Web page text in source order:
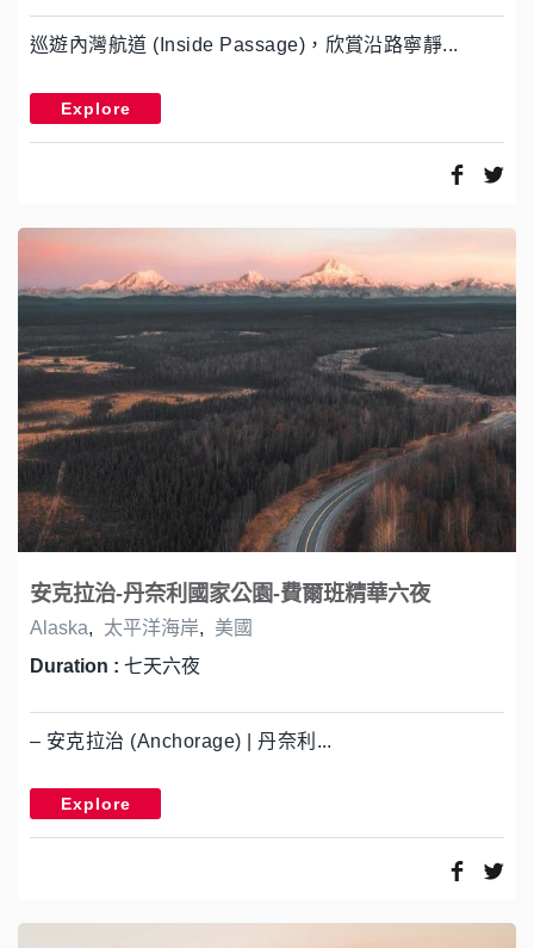
巡遊內灣航道 (Inside Passage)，欣賞沿路寧靜...
Explore
安克拉治-丹奈利國家公園-費爾班精華六夜
Alaska, 太平洋海岸,
美國
Duration : 七天六夜
– 安克拉治 (Anchorage) | 丹奈利...
Explore